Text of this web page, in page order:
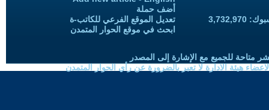
أضف حملة
تعديل الموقع الفرعي للكاتب-ة
ابحث في موقع الحوار المتمدن
متاحة للجميع مع الإشارة إلى المصدر
هيئة الادارة لا تعبر بالضرورة عن رأي الحوار المتمدن